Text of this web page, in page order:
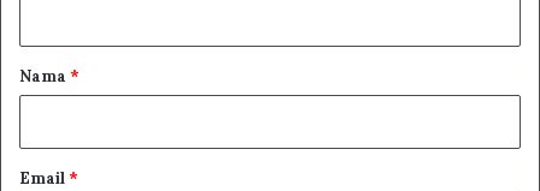
r
Nama *
Email*